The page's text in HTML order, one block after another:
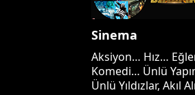
Sinema
Aksiyon… Hız…
Komedi… Ünlü
Ünlü Yıldızlar, Akıl